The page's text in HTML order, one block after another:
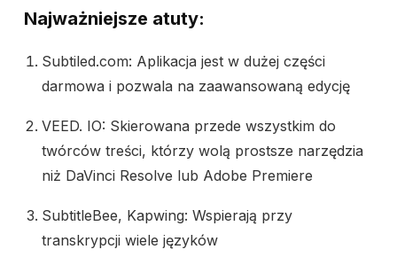
Najważniejsze atuty:
Subtiled.com: Aplikacja jest w dużej części
darmowa i pozwala na zaawansowaną edycję
VEED. IO: Skierowana przede wszystkim do
twórców treści, którzy wolą prostsze narzędzia
niż DaVinci Resolve lub Adobe Premiere
SubtitleBee, Kapwing: Wspierają przy
transkrypcji wiele języków